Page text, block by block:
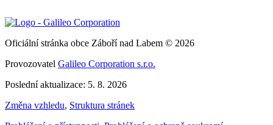
Oficiální stránka obce Záboří nad Labem © 2026
Provozovatel Galileo Corporation s.r.o.
Poslední aktualizace: 5. 8. 2026
Změna vzhledu, Struktura stránek